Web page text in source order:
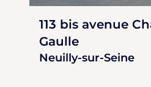
113 bis avenue
Gaulle
Neuilly-sur-Seine